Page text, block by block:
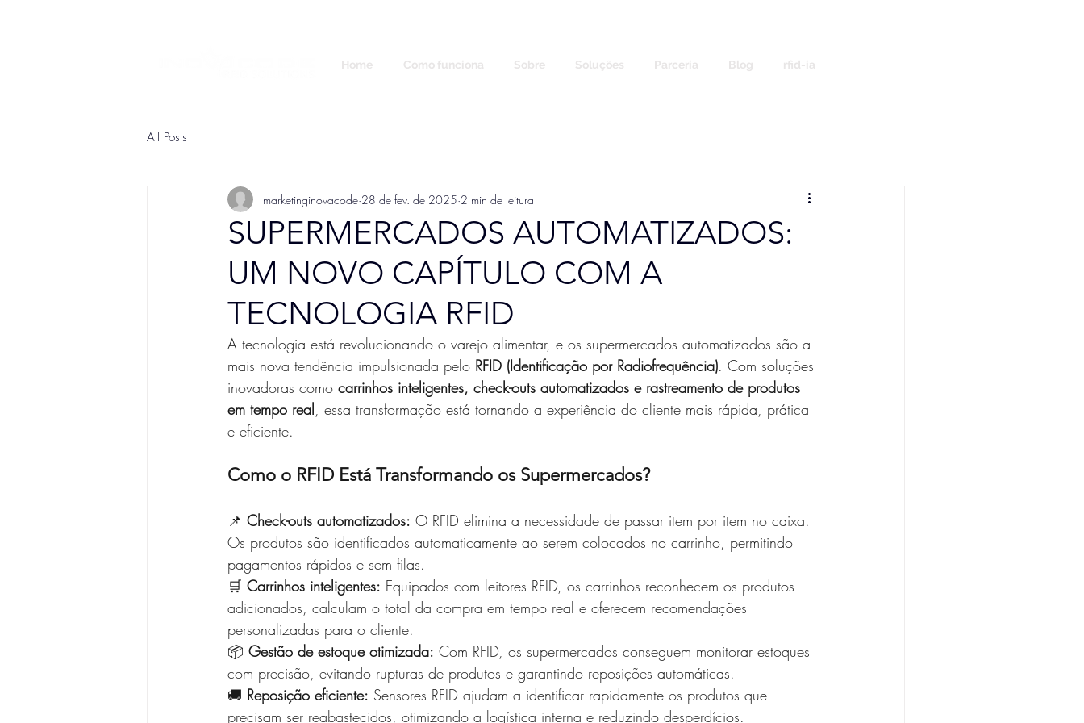
Home Como funciona Sobre Soluções Parceria Blog rfid-ia
All Posts
SUPERMERCADOS AUTOMATIZADOS:
UM NOVO CAPÍTULO COM A
TECNOLOGIA RFID
marketinginovacode 28 de fev. de 2025 2 min de leitura
A tecnologia está revolucionando o varejo alimentar, e os supermercados automatizados são a
mais nova tendência impulsionada pelo RFID (Identificação por Radiofrequência). Com soluções
inovadoras como carrinhos inteligentes, check-outs automatizados e rastreamento de produtos
em tempo real, essa transformação está tornando a experiência do cliente mais rápida, prática
e eficiente.
Como o RFID Está Transformando os Supermercados?
📌 Check-outs automatizados: O RFID elimina a necessidade de passar item por item no caixa.
Os produtos são identificados automaticamente ao serem colocados no carrinho, permitindo
pagamentos rápidos e sem filas.
🛒 Carrinhos inteligentes: Equipados com leitores RFID, os carrinhos reconhecem os produtos
adicionados, calculam o total da compra em tempo real e oferecem recomendações
personalizadas para o cliente.
📦 Gestão de estoque otimizada: Com RFID, os supermercados conseguem monitorar estoques
com precisão, evitando rupturas de produtos e garantindo reposições automáticas.
🚚 Reposição eficiente: Sensores RFID ajudam a identificar rapidamente os produtos que
precisam ser reabastecidos, otimizando a logística interna e reduzindo desperdícios.